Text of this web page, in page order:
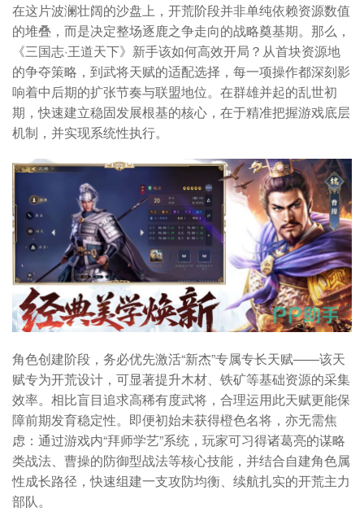
在这片波澜壮阔的沙盘上，开荒阶段并非单纯依赖资源数值
的堆叠，而是决定整场逐鹿之争走向的战略奠基期。那么，
《三国志·王道天下》新手该如何高效开局？从首块资源地
的争夺策略，到武将天赋的适配选择，每一项操作都深刻影
响着中后期的扩张节奏与联盟地位。在群雄并起的乱世初
期，快速建立稳固发展根基的核心，在于精准把握游戏底层
机制，并实现系统性执行。
角色创建阶段，务必优先激活“新杰”专属专长天赋——该天
赋专为开荒设计，可显著提升木材、铁矿等基础资源的采集
效率。相比盲目追求高稀有度武将，合理运用此天赋更能保
障前期发育稳定性。即便初始未获得橙色名将，亦无需焦
虑：通过游戏内“拜师学艺”系统，玩家可习得诸葛亮的谋略
类战法、曹操的防御型战法等核心技能，并结合自建角色属
性成长路径，快速组建一支攻防均衡、续航扎实的开荒主力
部队。